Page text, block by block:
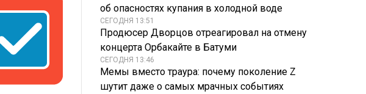
об опасностях купания в холодной воде
СЕГОДНЯ 13:51
Продюсер Дворцов отреагировал на отмену
концерта Орбакайте в Батуми
СЕГОДНЯ 13:46
Мемы вместо траура: почему поколение Z
шутит даже о самых мрачных событиях